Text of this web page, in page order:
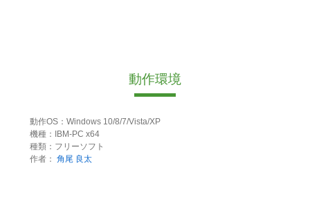
動作環境
動作OS：Windows 10/8/7/Vista/XP
機種：IBM-PC x64
種類：フリーソフト
作者： 角尾 良太